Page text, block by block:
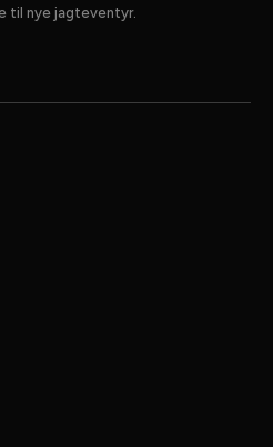
til nye jagteventyr.